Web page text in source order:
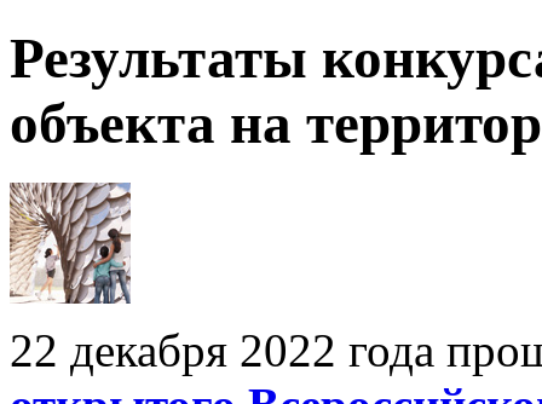
Результаты
объекта на
22 декабря 2022 года